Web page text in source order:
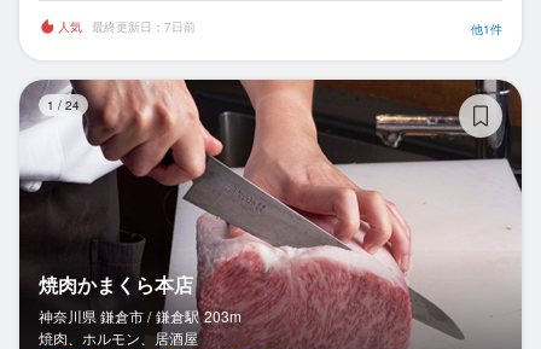
人気 最終更新日：7日前 他1件
1 / 24
焼肉かまくら本店
神奈川県 鎌倉市 / 鎌倉駅 203m
焼肉、ホルモン、居酒屋